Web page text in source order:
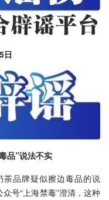
日
品”说法不实
品牌疑似擦边毒品的说
号“上海禁毒”澄清，这种